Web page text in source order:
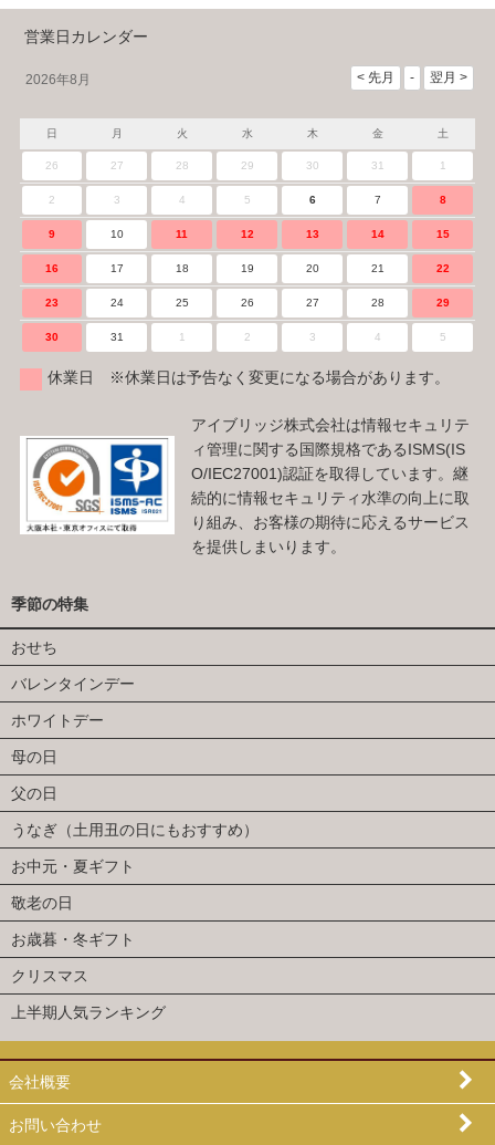
営業日カレンダー
2026年8月
日 月 火 水 木 金 土
26 27 28 29 30 31 1
2 3 4 5 6 7 8
9 10 11 12 13 14 15
16 17 18 19 20 21 22
23 24 25 26 27 28 29
30 31 1 2 3 4 5
休業日 ※休業日は予告なく変更になる場合があります。
アイブリッジ株式会社は情報セキュリテ
ィ管理に関する国際規格であるISMS(IS
O/IEC27001)認証を取得しています。継
続的に情報セキュリティ水準の向上に取
り組み、お客様の期待に応えるサービス
を提供しまいります。
季節の特集
おせち
バレンタインデー
ホワイトデー
母の日
父の日
うなぎ（土用丑の日にもおすすめ）
お中元・夏ギフト
敬老の日
お歳暮・冬ギフト
クリスマス
上半期人気ランキング
会社概要
お問い合わせ